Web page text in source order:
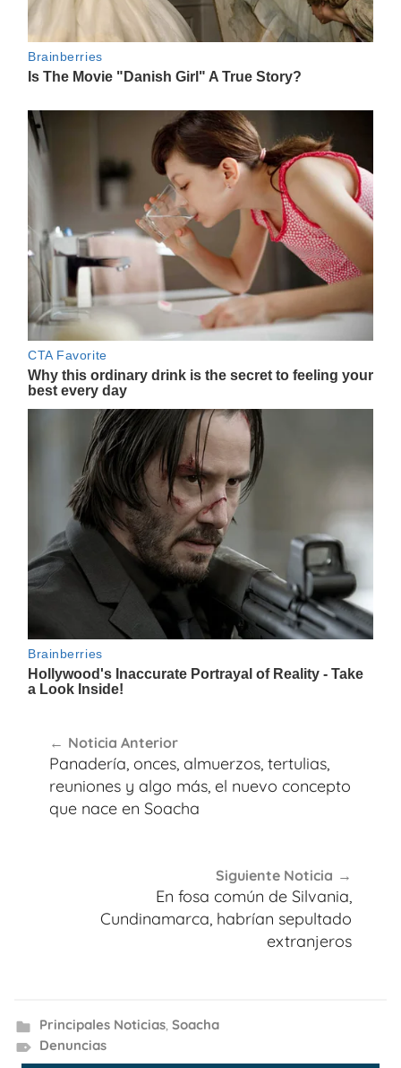
de
entradas
Noticia Anterior
Panadería, onces, almuerzos, tertulias,
reuniones y algo más, el nuevo concepto
que nace en Soacha
Siguiente Noticia
En fosa común de Silvania,
Cundinamarca, habrían sepultado
extranjeros
Principales Noticias, Soacha
Denuncias